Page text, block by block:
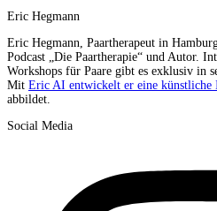
Eric Hegmann
Eric Hegmann, Paartherapeut in
Podcast „Die Paartherapie“ und Autor.
Workshops für Paare gibt es exklusiv in
Mit Eric AI entwickelt er eine künstliche
abbildet.
Social Media